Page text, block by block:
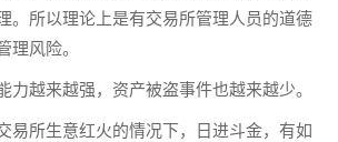
。所以理论上是有交易所管理人员的道德
理风险。
力越来越强，资产被盗事件也越来越少。
易所生意红火的情况下，日进斗金，有如